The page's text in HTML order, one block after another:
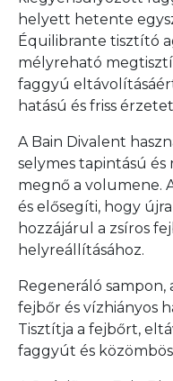
helyett hetente
Équilibrante tisztító
mélyreható
faggyú
hatású és friss
A Bain Divalent
selymes tapintású és
megnő a volumene.
és elősegíti, hogy
hozzájárul a zsíros
helyreállításához.
Regeneráló sampon,
fejbőr és vízhiányos
Tisztítja a fejbőrt,
faggyút és